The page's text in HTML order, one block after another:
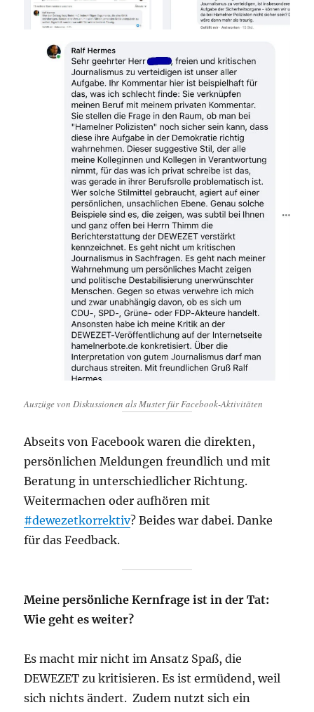
Auszüge von Diskussionen als Muster für Facebook-Aktivitäten
Abseits von Facebook waren die direkten,
persönlichen Meldungen freundlich und mit
Beratung in unterschiedlicher Richtung.
Weitermachen oder aufhören mit
#dewezetkorrektiv? Beides war dabei. Danke
für das Feedback.
Meine persönliche Kernfrage ist in der Tat:
Wie geht es weiter?
Es macht mir nicht im Ansatz Spaß, die
DEWEZET zu kritisieren. Es ist ermüdend, weil
sich nichts ändert. Zudem nutzt sich ein